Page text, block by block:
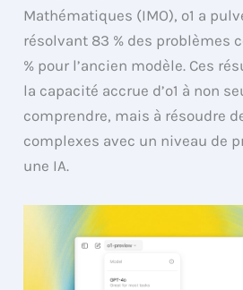
Mathématiques (IMO), o1 a
résolvant 83 % des problèmes
% pour l’ancien modèle. Ces
la capacité accrue d’o1 à non
comprendre, mais à résoudre
complexes avec un niveau de
une IA.